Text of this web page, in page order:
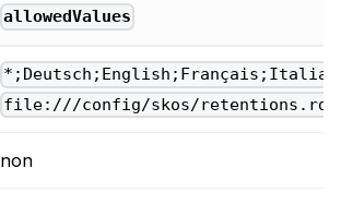
allowedValues
file:///config/skos/retentions.rdf
non